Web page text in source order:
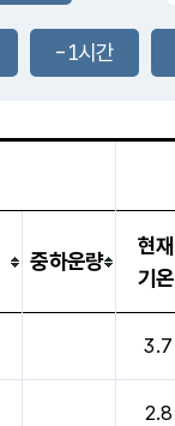
-1시간
중하운량
현재
기온
3.7
2.8